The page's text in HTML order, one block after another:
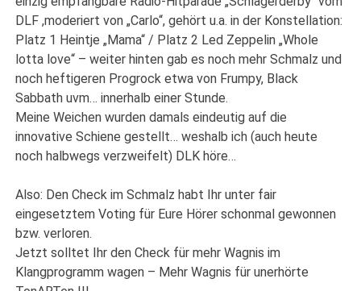
DLF ,moderiert von „Carlo“, gehört u.a. in der Konstellation:
Platz 1 Heintje „Mama“ / Platz 2 Led Zeppelin „Whole
lotta love“ – weiter hinten gab es noch mehr Schmalz und
noch heftigeren Progrock etwa von Frumpy, Black
Sabbath uvm… innerhalb einer Stunde.
Meine Weichen wurden damals eindeutig auf die
innovative Schiene gestellt… weshalb ich (auch heute
noch halbwegs verzweifelt) DLK höre…
Also: Den Check im Schmalz habt Ihr unter fair
eingesetztem Voting für Eure Hörer schonmal gewonnen
bzw. verloren.
Jetzt solltet Ihr den Check für mehr Wagnis im
Klangprogramm wagen – Mehr Wagnis für unerhörte